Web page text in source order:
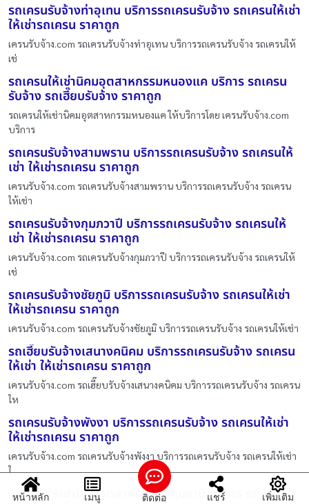
รถเครนรับจ้างท่าอุเทน บริการรถเครนรับจ้าง รถเครนให้เช่า
ให้เช่ารถเครน ราคาถูก
เครนรับจ้าง.com รถเครนรับจ้างท่าอุเทน บริการรถเครนรับจ้าง รถเครนให้
เช่
รถเครนให้เช่านิคมอุตสาหกรรมหนองแค บริการ รถเครน
รับจ้าง รถเฮี๊ยบรับจ้าง ราคาถูก
รถเครนให้เช่านิคมอุตสาหกรรมหนองแค ให้บริการโดย เครนรับจ้าง.com
บริการ
รถเครนรับจ้างสามพราน บริการรถเครนรับจ้าง รถเครนให้
เช่า ให้เช่ารถเครน ราคาถูก
เครนรับจ้าง.com รถเครนรับจ้างสามพราน บริการรถเครนรับจ้าง รถเครน
ให้เช่า
รถเครนรับจ้างกุมภวาปี บริการรถเครนรับจ้าง รถเครนให้
เช่า ให้เช่ารถเครน ราคาถูก
เครนรับจ้าง.com รถเครนรับจ้างกุมภวาปี บริการรถเครนรับจ้าง รถเครนให้
เช่
รถเครนรับจ้างชัยภูมิ บริการรถเครนรับจ้าง รถเครนให้เช่า
ให้เช่ารถเครน ราคาถูก
เครนรับจ้าง.com รถเครนรับจ้างชัยภูมิ บริการรถเครนรับจ้าง รถเครนให้เช่า
รถเฮี๊ยบรับจ้างเสนางคนิคม บริการรถเครนรับจ้าง รถเครน
ให้เช่า ให้เช่ารถเครน ราคาถูก
เครนรับจ้าง.com รถเฮี๊ยบรับจ้างเสนางคนิคม บริการรถเครนรับจ้าง รถเครน
ให
รถเครนรับจ้างพังงา บริการรถเครนรับจ้าง รถเครนให้เช่า
ให้เช่ารถเครน ราคาถูก
เครนรับจ้าง.com รถเครนรับจ้างพังงา บริการรถเครนรับจ้าง รถเครนให้เช่า
ใ
รถเครนให้เช่านิคมอุตสาหกรรมปทุมธานี บริการ รถเครน
หน้าหลัก เมนู ติดต่อ แชร์ เพิ่มเติม